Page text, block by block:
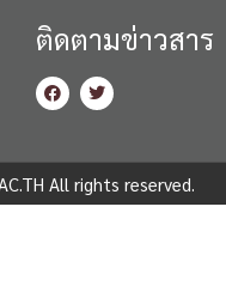
ติดตามข่าวสาร
All rights reserved.